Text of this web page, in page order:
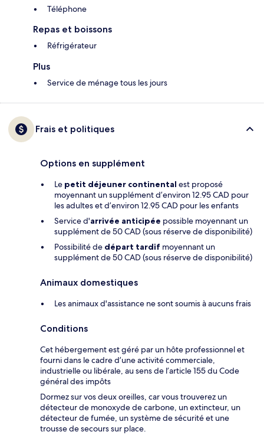
Téléphone
Repas et boissons
Réfrigérateur
Plus
Service de ménage tous les jours
Frais et politiques
Options en supplément
Le petit déjeuner continental est proposé
moyennant un supplément d’environ 12.95 CAD pour
les adultes et d’environ 12.95 CAD pour les enfants
Service d'arrivée anticipée possible moyennant un
supplément de 50 CAD (sous réserve de disponibilité)
Possibilité de départ tardif moyennant un
supplément de 50 CAD (sous réserve de disponibilité)
Animaux domestiques
Les animaux d'assistance ne sont soumis à aucuns frais
Conditions
Cet hébergement est géré par un hôte professionnel et
fourni dans le cadre d’une activité commerciale,
industrielle ou libérale, au sens de l’article 155 du Code
général des impôts
Dormez sur vos deux oreilles, car vous trouverez un
détecteur de monoxyde de carbone, un extincteur, un
détecteur de fumée, un système de sécurité et une
trousse de secours sur place.